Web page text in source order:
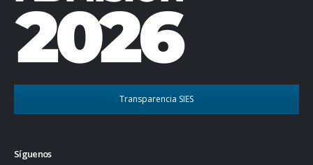
Transparencia SIES
Síguenos